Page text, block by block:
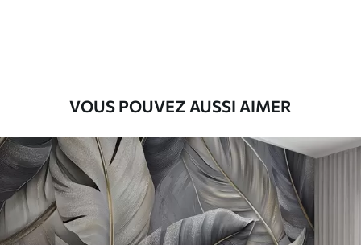
VOUS POUVEZ AUSSI AIMER